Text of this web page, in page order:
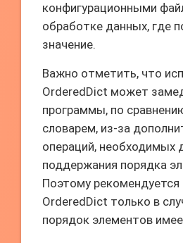
конфигурационными
обработке данных, где
значение.
Важно отметить, что
OrderedDict может
программы, по
словарем, из-за
операций, необходимых
поддержания порядка
Поэтому рекомендуется
OrderedDict только в
порядок элементов